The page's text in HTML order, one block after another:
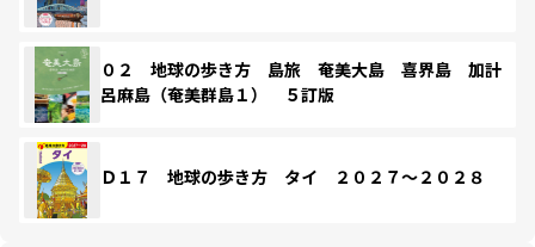
０２ 地球の歩き方 島旅 奄美大島 喜界島 加計
呂麻島（奄美群島１） ５訂版
Ｄ１７ 地球の歩き方 タイ ２０２７～２０２８